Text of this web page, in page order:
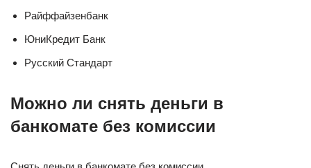
Райффайзенбанк
ЮниКредит Банк
Русский Стандарт
Можно ли снять деньги в
банкомате без комиссии